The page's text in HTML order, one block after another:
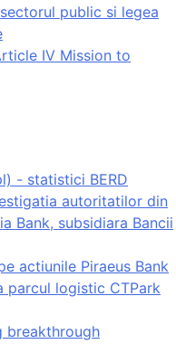
public si legea
IV Mission to
- statistici BERD
autoritatilor din
Bank, subsidiara Bancii
actiunile Piraeus Bank
parcul logistic CTPark
breakthrough